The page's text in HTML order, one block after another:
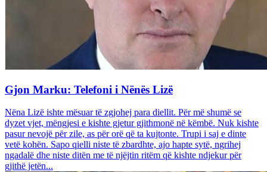
Gjon Marku: Telefoni i Nënës Lizë
Nëna Lizë ishte mësuar të zgjohej para diellit. Për më shumë se
dyzet vjet, mëngjesi e kishte gjetur gjithmonë në këmbë. Nuk kishte
pasur nevojë për zile, as për orë që ta kujtonte. Trupi i saj e dinte
vetë kohën. Sapo qielli niste të zbardhte, ajo hapte sytë, ngrihej
ngadalë dhe niste ditën me të njëjtin ritëm që kishte ndjekur për
gjithë jetën...